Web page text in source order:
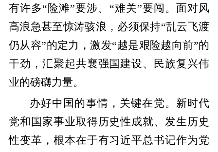
有许多“险滩”要涉、“难关”要闯。面对风
高浪急甚至惊涛骇浪，必须保持“乱云飞渡
仍从容”的定力，激发“越是艰险越向前”的
干劲，汇聚起共襄强国建设、民族复兴伟
业的磅礴力量。
办好中国的事情，关键在党。新时代
党和国家事业取得历史性成就、发生历史
性变革，根本在于有习近平总书记作为党